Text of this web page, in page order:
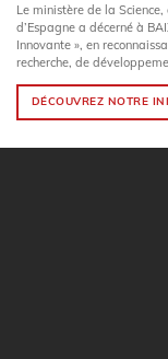
Le ministère de la
d’Espagne a décerné à
Innovante », en
recherche, de
DÉCOUVREZ NOTRE